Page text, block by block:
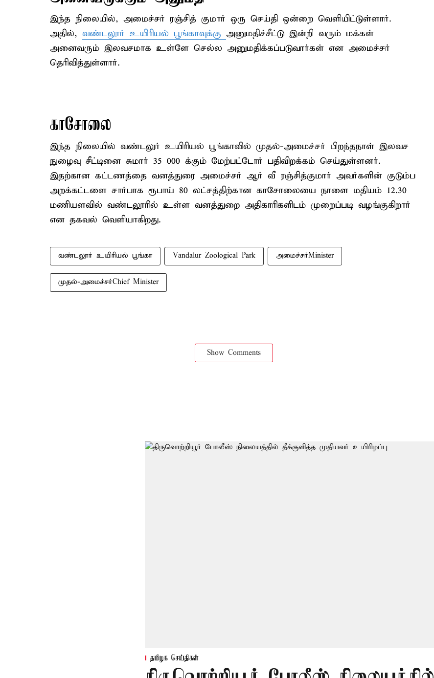
இந்த நிலையில், அமைச்சர் ரஞ்சித் குமார் ஒரு செய்தி ஒன்றை வெளியிட்டுள்ளார்.
அதில், வண்டலூர் உயிரியல் பூங்காவுக்கு அனுமதிச்சீட்டு இன்றி வரும் மக்கள்
அனைவரும் இலவசமாக உள்ளே செல்ல அனுமதிக்கப்படுவார்கள் என அமைச்சர்
தெரிவித்துள்ளார்.
காசோலை
இந்த நிலையில் வண்டலுர் உயிரியல் பூங்காவில் முதல்-அமைச்சர் பிறந்தநாள் இலவச
நுழைவு சீட்டினை சுமார் 35 000 க்கும் மேற்பட்டோர் பதிவிறக்கம் செய்துள்ளனர்.
இதற்கான கட்டணத்தை வனத்துரை அமைச்சர் ஆர் வீ ரஞ்சித்குமார் அவர்களின் குடும்ப
அறக்கட்டளை சார்பாக ரூபாய் 80 லட்சத்திற்கான காசோலையை நாளை மதியம் 12.30
மணியளவில் வண்டலூரில் உள்ள வனத்துறை அதிகாரிகளிடம் முறைப்படி வழங்குகிறார்
என தகவல் வெளியாகிறது.
வண்டலூர் உயிரியல் பூங்கா Vandalur Zoological Park அமைச்சர்Minister
முதல்-அமைச்சர்Chief Minister
Show Comments
தமிழக செய்திகள்